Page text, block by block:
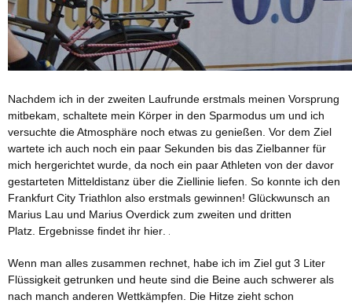
Nachdem ich in der zweiten Laufrunde erstmals meinen Vorsprung
mitbekam, schaltete mein Körper in den Sparmodus um und ich
versuchte die Atmosphäre noch etwas zu genießen. Vor dem Ziel
wartete ich auch noch ein paar Sekunden bis das Zielbanner für
mich hergerichtet wurde, da noch ein paar Athleten von der davor
gestarteten Mitteldistanz über die Ziellinie liefen. So konnte ich den
Frankfurt City Triathlon also erstmals gewinnen! Glückwunsch an
Marius Lau und Marius Overdick zum zweiten und dritten
Platz. Ergebnisse findet ihr hier.
Wenn man alles zusammen rechnet, habe ich im Ziel gut 3 Liter
Flüssigkeit getrunken und heute sind die Beine auch schwerer als
nach manch anderen Wettkämpfen. Die Hitze zieht schon